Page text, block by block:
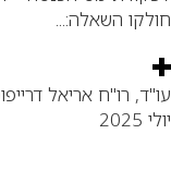
השאלה:...
רו"ח אריאל דרייפוס